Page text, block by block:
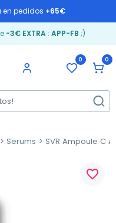
en pedidos +65€
-3€ EXTRA: APP-FB ;)
0 0
Serums SVR Ampoule C
favorite_border